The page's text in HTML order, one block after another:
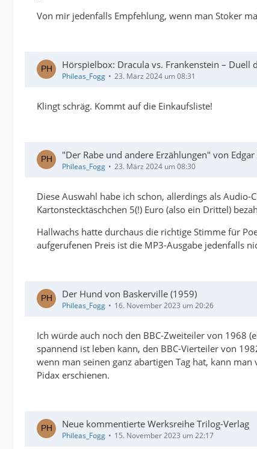
Von mir jedenfalls Empfehlung, wenn man Stoker
Hörspielbox: Dracula vs. Frankenstein – Duell
Phileas_Fogg 23. März 2024 um 08:31
Klingt schräg. Kommt auf die Einkaufsliste!
"Der Rabe und andere Erzählungen" von
Phileas_Fogg 23. März 2024 um 08:30
Diese Auswahl habe ich schon, allerdings als
Kartonstecktäschchen 5(!) Euro (also ein Drittel)
Hallwachs hatte durchaus die richtige Stimme für
aufgerufenen Preis ist die MP3-Ausgabe jedenfalls
Der Hund von Baskerville (1959)
Phileas_Fogg 16. November 2023 um 20:26
Ich würde auch noch den BBC-Zweiteiler von 1968
spannend ist leben kann, den BBC-Vierteiler von
wenn man seinen ganz abartigen Tag hat, kann
Pidax erschienen.
Neue kommentierte Werksreihe Trilog-Verlag
Phileas_Fogg 15. November 2023 um 22:17